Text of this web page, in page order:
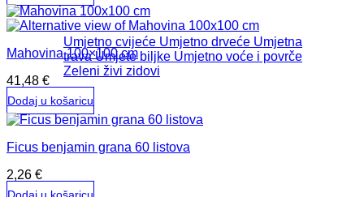
Umjetno cvijeće Umjetno drveće Umjetna
trava Umjete biljke Umjetno voće i povrče
Zeleni živi zidovi
Mahovina 100×100 cm
41,48 €
Dodaj u košaricu
Ficus benjamin grana 60 listova
2,26 €